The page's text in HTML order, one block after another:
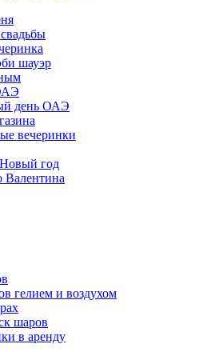
шауэр
день ОАЭ
вечеринки
год
Валентина
гелием и воздухом
шаров
в аренду